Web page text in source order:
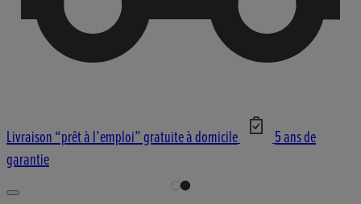
Livraison “prêt à l’emploi” gratuite à domicile
5 ans de
garantie